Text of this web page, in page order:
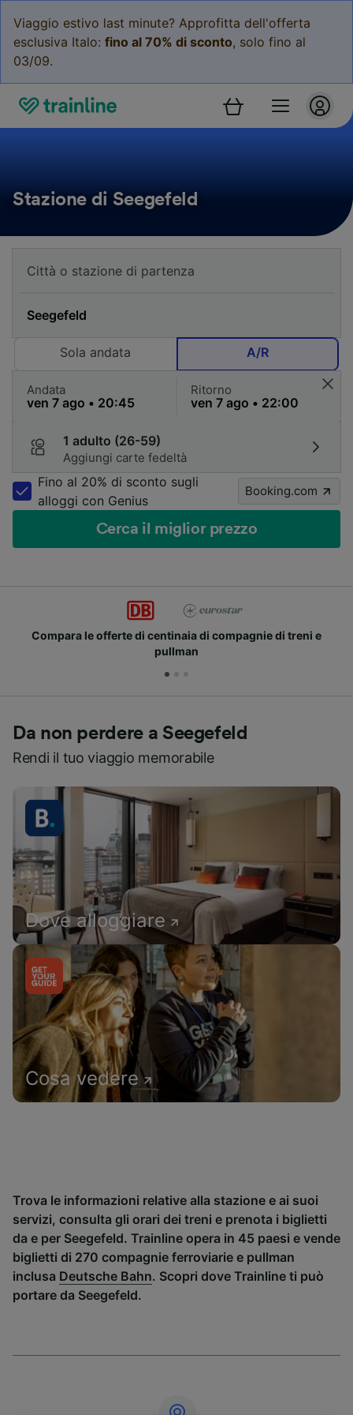
Viaggio estivo last minute? Approfitta dell'offerta
esclusiva Italo: fino al 70% di sconto, solo fino al
03/09.
Stazione di Seegefeld
Sola andata A/R
Andata Ritorno
1 adulto (26-59)
Aggiungi carte fedeltà
Fino al 20% di sconto sugli
alloggi con Genius
Booking.com
Cerca il miglior prezzo
Compara le offerte di centinaia di compagnie di treni e
pullman
Da non perdere a Seegefeld
Rendi il tuo viaggio memorabile
Dove alloggiare
Cosa vedere
Trova le informazioni relative alla stazione e ai suoi
servizi, consulta gli orari dei treni e prenota i biglietti
da e per Seegefeld. Trainline opera in 45 paesi e vende
biglietti di 270 compagnie ferroviarie e pullman
inclusa Deutsche Bahn. Scopri dove Trainline ti può
portare da Seegefeld.